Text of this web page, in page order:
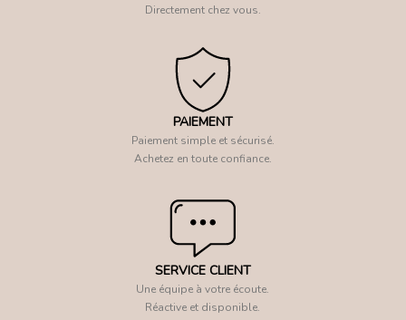
Directement chez vous.
PAIEMENT
Paiement simple et sécurisé.
Achetez en toute confiance.
SERVICE CLIENT
Une équipe à votre écoute.
Réactive et disponible.